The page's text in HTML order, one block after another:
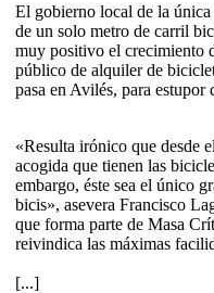
El gobierno local de la
de un solo metro de carril
muy positivo el crecimiento
público de alquiler de
pasa en Avilés, para
«Resulta irónico que desde
acogida que tienen las
embargo, éste sea el único
bicis», asevera Francisco
que forma parte de Masa
reivindica las máximas
[...]